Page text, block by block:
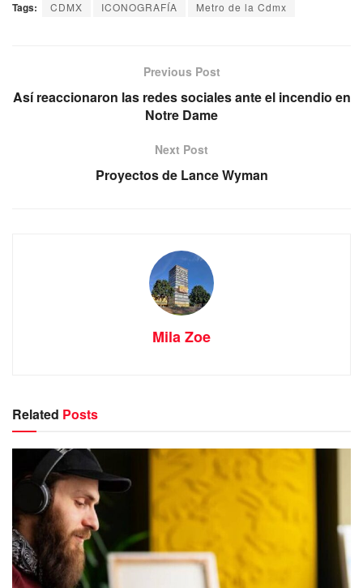
Tags: CDMX ICONOGRAFÍA Metro de la Cdmx
Previous Post
Así reaccionaron las redes sociales ante el incendio en
Notre Dame
Next Post
Proyectos de Lance Wyman
Mila Zoe
Related Posts